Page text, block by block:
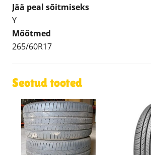
Jää peal sõitmiseks
Y
Mõõtmed
265/60R17
Seotud tooted